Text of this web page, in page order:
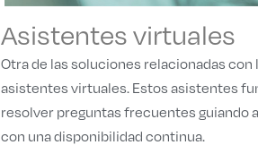
Asistentes virtuales
Otra de las soluciones relacionadas
asistentes virtuales. Estos asistentes
resolver preguntas frecuentes guiando
con una disponibilidad continua.